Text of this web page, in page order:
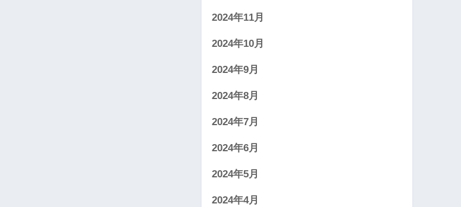
2024年11月
2024年10月
2024年9月
2024年8月
2024年7月
2024年6月
2024年5月
2024年4月